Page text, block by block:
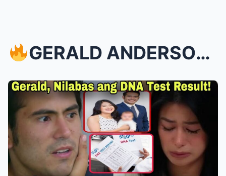
GERALD ANDERSON, MAY REBELASYON TUNGKOL SA DNA TE...